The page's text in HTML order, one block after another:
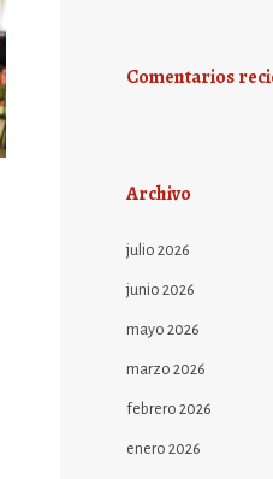
Comentarios
Archivo
julio 2026
junio 2026
mayo 2026
marzo 2026
febrero 2026
enero 2026